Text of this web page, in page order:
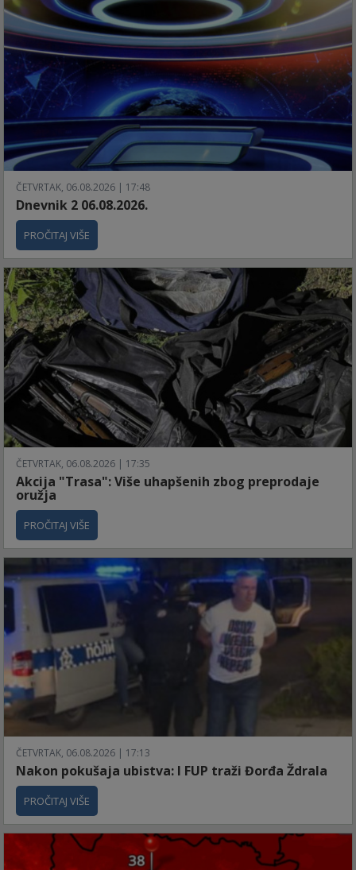
ČETVRTAK, 06.08.2026 | 17:48
Dnevnik 2 06.08.2026.
PROČITAJ VIŠE
ČETVRTAK, 06.08.2026 | 17:35
Akcija "Trasa": Više uhapšenih zbog preprodaje
oružja
PROČITAJ VIŠE
ČETVRTAK, 06.08.2026 | 17:13
Nakon pokušaja ubistva: I FUP traži Đorđa Ždrala
PROČITAJ VIŠE